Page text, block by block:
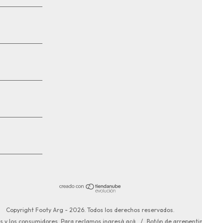
Copyright Footy Arg - 2026. Todos los derechos reservados.
y los consumidores. Para reclamos ingresá acá. / Botón de